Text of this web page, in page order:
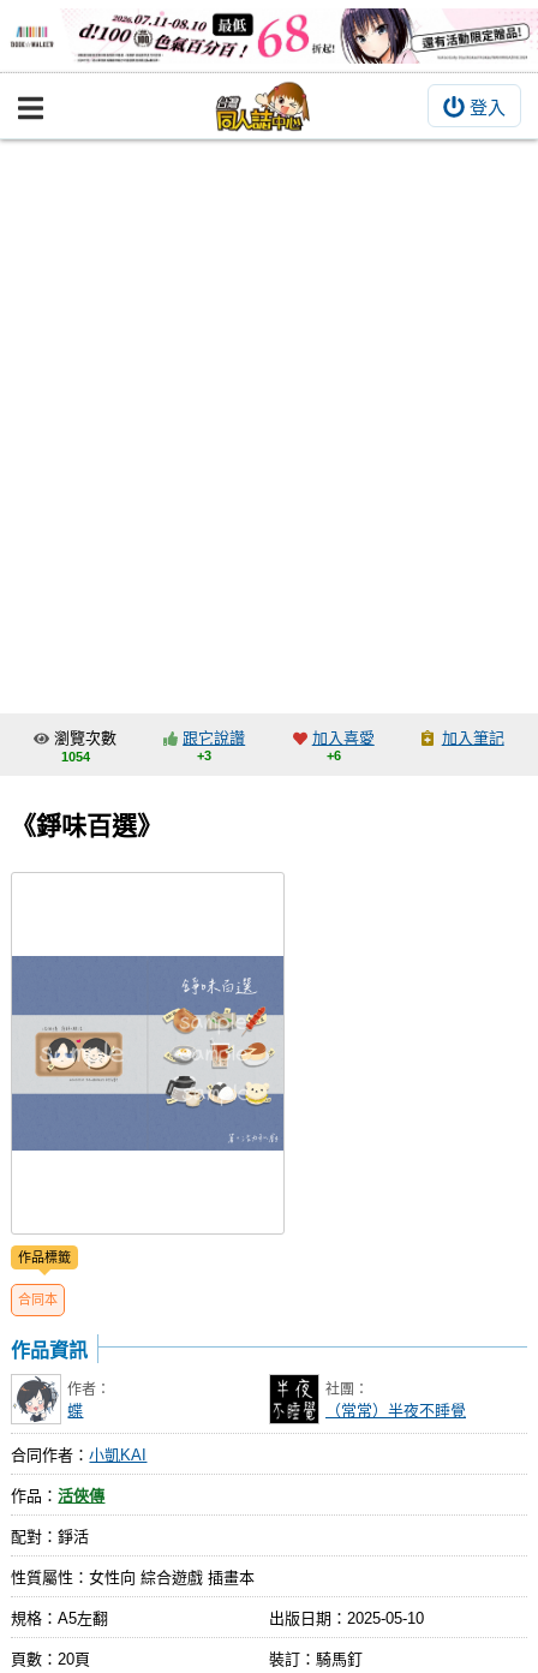
登入
BOOKY書集倉庫
交流中心
會員功能選單
瀏覽次數
1054
跟它說讚
+3
加入喜愛
+6
加入筆記
《錚味百選》
作品標籤
合同本
作品資訊
作者：
蝶
社團：
（常常）半夜不睡覺
合同作者：小凱KAI
作品：活俠傳
配對：錚活
性質屬性：女性向 綜合遊戲 插畫本
規格：A5左翻 出版日期： 2025-05-10
頁數：20頁 裝訂：騎馬釘